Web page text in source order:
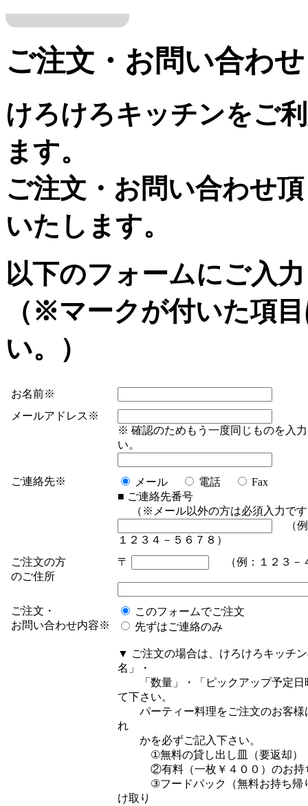
ご注文・お問い合わせ
けろけろキッチンをご
ます。
ご注文・お問い合わせ
いたします。
以下のフォームにご入
（※マークが付いた項
い。）
お名前※
メールアドレス ※
※ 確認のためもう一度同じものを入
い。
ご連絡先※ メール 電話
Fax
■ ご連絡先番号
（ ※ メール以外の方は必須入力で
（例
１２３４－５６７８）
ご注文の方
のご住所
〒 （例：１２３－
ご注文・
お問い合わせ内容※
このフォームでご注文
先ずはご連絡のみ
▼ ご注文の場合は、けろけろキッチ
名」・
「数量」・「ピックアップ予定日
て下さい。
パーティー料理をご注文のお客様
れ
かを必ずご記入下さい。
①無料の貸し出し皿（要返却）
②有料（一枚￥４００）のお持
③フードパック（無料お持ち帰
け取り